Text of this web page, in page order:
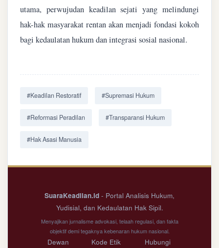
utama, perwujudan keadilan sejati yang melindungi
hak-hak masyarakat rentan akan menjadi fondasi kokoh
bagi kedaulatan hukum dan integrasi sosial nasional.
#Keadilan Restoratif #Supremasi Hukum
#Reformasi Peradilan #Transparansi Hukum
#Hak Asasi Manusia
SuaraKeadilan.id - Portal Analisis Hukum,
Yudisial, dan Kedaulatan Hak Sipil.
Menyajikan jurnalisme advokasi, telaah regulasi, dan fakta
objektif demi tegaknya kebenaran hukum nasional.
Dewan Kode Etik Hubungi